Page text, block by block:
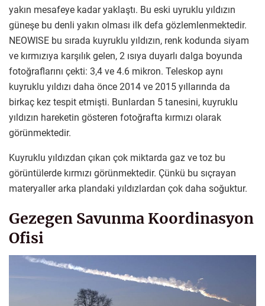
yakın mesafeye kadar yaklaştı. Bu eski uyruklu yıldızın
güneşe bu denli yakın olması ilk defa gözlemlenmektedir.
NEOWISE bu sırada kuyruklu yıldızın, renk kodunda siyam
ve kırmızıya karşılık gelen, 2 ısıya duyarlı dalga boyunda
fotoğraflarını çekti: 3,4 ve 4.6 mikron. Teleskop aynı
kuyruklu yıldızı daha önce 2014 ve 2015 yıllarında da
birkaç kez tespit etmişti. Bunlardan 5 tanesini, kuyruklu
yıldızın hareketin gösteren fotoğrafta kırmızı olarak
görünmektedir.
Kuyruklu yıldızdan çıkan çok miktarda gaz ve toz bu
görüntülerde kırmızı görünmektedir. Çünkü bu sıçrayan
materyaller arka plandaki yıldızlardan çok daha soğuktur.
Gezegen Savunma Koordinasyon
Ofisi